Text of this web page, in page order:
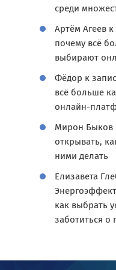
среди
Артём Агеев к
почему всё
выбирают
Фёдор к
всё больше
онлайн-
Мирон Быков
открывать,
ними делать
Елизавета
как выбрать
заботиться о